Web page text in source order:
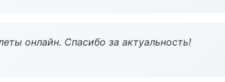
онлайн. Спасибо за актуальность!